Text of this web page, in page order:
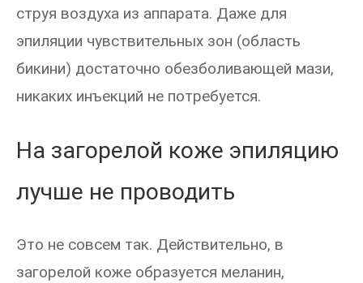
струя воздуха из аппарата. Даже для
эпиляции чувствительных зон (область
бикини) достаточно обезболивающей мази,
никаких инъекций не потребуется.
На загорелой коже эпиляцию
лучше не проводить
Это не совсем так. Действительно, в
загорелой коже образуется меланин,